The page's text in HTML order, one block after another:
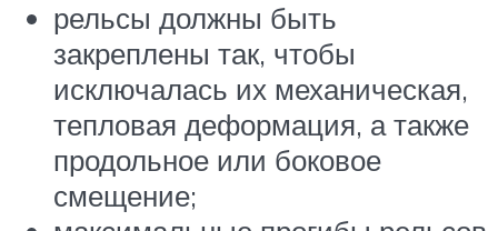
рельсы должны быть
закреплены так, чтобы
исключалась их механическая,
тепловая деформация, а также
продольное или боковое
смещение;